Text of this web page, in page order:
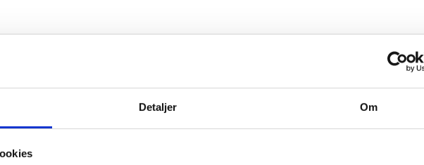
Detaljer Om
Regnskabsskema: Pulje til understøttelse af praktikforløb på erhvervsskoler for
folkeskolelærere og uddannelses- og erhvervsvejledere (2022/2023) (skabelon) (xls)
Slutrapport: Pulje til understøttelse af praktikforløb på erhvervsskoler for